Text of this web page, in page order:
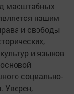
масштабных
нашим
и свободы
и языков
социально-
Уверен,